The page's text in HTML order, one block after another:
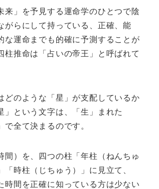
来」を予見する運命学のひとつで陰
がらにして持っている、正確、能
な運命までも的確に予測することが
推命は「占いの帝王」と呼ばれて
どのような「星」が支配しているか
」という文字は、「生」まれた
全て決まるのです。
間）を、四つの柱「年柱（ねんちゅ
時柱（じちゅう）」に見立て、
間を正確に知っている方は少ない